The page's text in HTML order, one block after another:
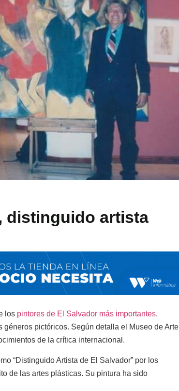
distinguido artista
los pintores de El Salvador más importantes,
pictóricos. Según detalla el Museo de Arte
de la crítica internacional.
“Distinguido Artista de El Salvador” por los
de las artes plásticas. Su pintura ha sido